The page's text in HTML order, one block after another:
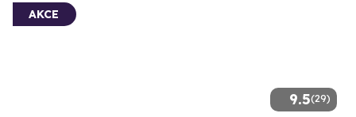
9.5(29)
AKCE